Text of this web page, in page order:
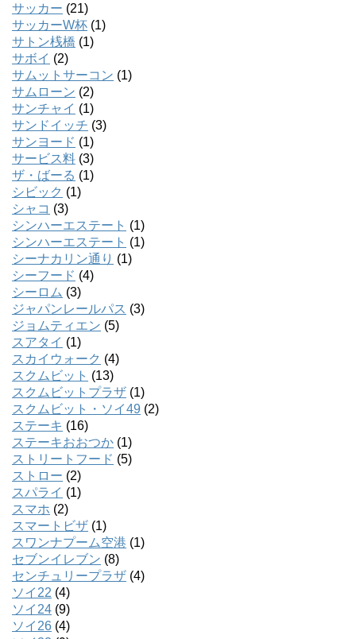
サッカー (21)
サッカーW杯 (1)
サトン桟橋 (1)
サボイ (2)
サムットサーコン (1)
サムローン (2)
サンチャイ (1)
サンドイッチ (3)
サンヨード (1)
サービス料 (3)
ザ・ばーる (1)
シビック (1)
シャコ (3)
シンハーエステート (1)
シンハーエステート (1)
シーナカリン通り (1)
シーフード (4)
シーロム (3)
ジャパンレールパス (3)
ジョムティエン (5)
スアタイ (1)
スカイウォーク (4)
スクムビット (13)
スクムビットプラザ (1)
スクムビット・ソイ49 (2)
ステーキ (16)
ステーキおおつか (1)
ストリートフード (5)
ストロー (2)
スパライ (1)
スマホ (2)
スマートビザ (1)
スワンナプーム空港 (1)
セブンイレブン (8)
センチュリープラザ (4)
ソイ22 (4)
ソイ24 (9)
ソイ26 (4)